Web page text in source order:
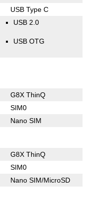
USB Type C
USB 2.0
USB OTG
G8X ThinQ
SIM0
Nano SIM
G8X ThinQ
SIM0
Nano SIM/MicroSD